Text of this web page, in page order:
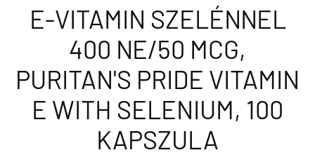
E-VITAMIN SZELÉNNEL
400 NE/50 MCG,
PURITAN'S PRIDE VITAMIN
E WITH SELENIUM, 100
KAPSZULA